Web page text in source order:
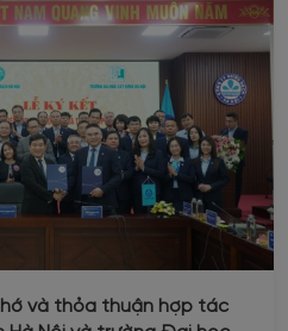
và thỏa thuận hợp tác